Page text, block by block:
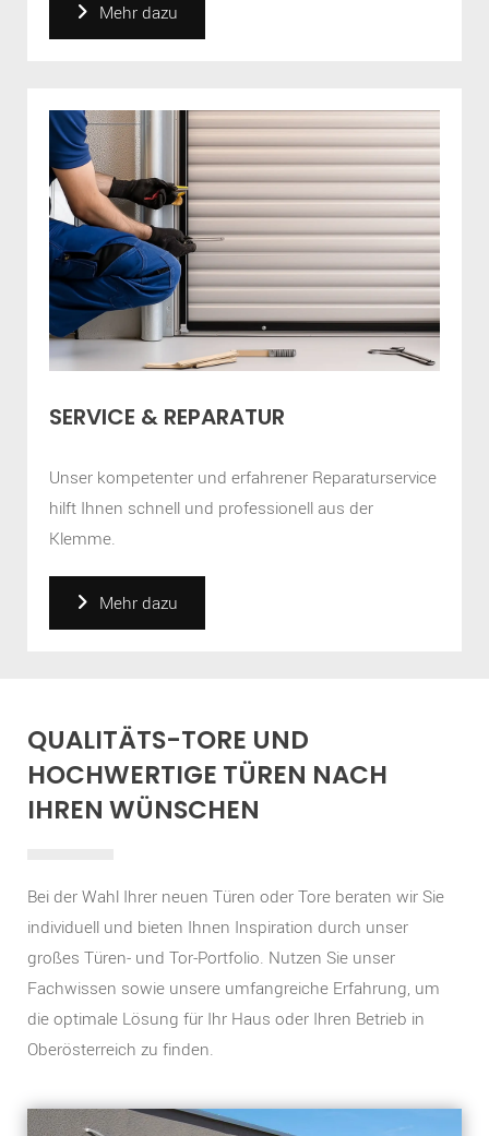
Mehr dazu
SERVICE & REPARATUR
Unser kompetenter und erfahrener Reparaturservice
hilft Ihnen schnell und professionell aus der
Klemme.
Mehr dazu
QUALITÄTS-TORE UND
HOCHWERTIGE TÜREN NACH
IHREN WÜNSCHEN
Bei der Wahl Ihrer neuen Türen oder Tore beraten wir Sie
individuell und bieten Ihnen Inspiration durch unser
großes Türen- und Tor-Portfolio. Nutzen Sie unser
Fachwissen sowie unsere umfangreiche Erfahrung, um
die optimale Lösung für Ihr Haus oder Ihren Betrieb in
Oberösterreich zu finden.